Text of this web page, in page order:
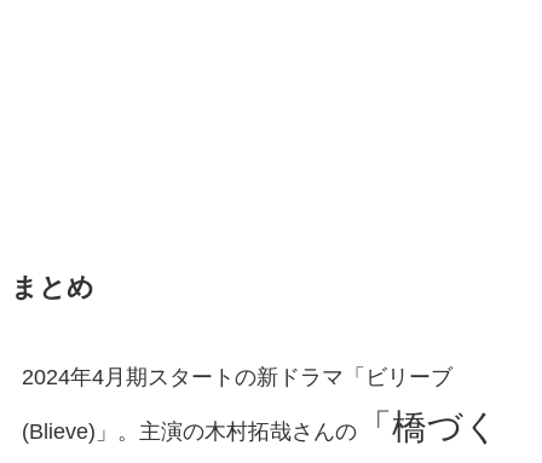
まとめ
2024年4月期スタートの新ドラマ「ビリーブ
(Blieve)」。主演の木村拓哉さんの「橋づく